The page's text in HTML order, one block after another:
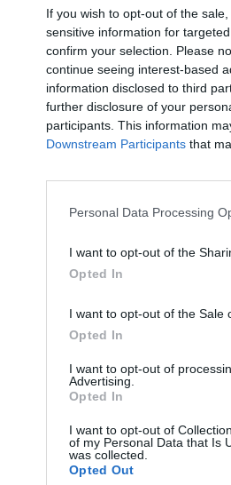
If you wish to opt-out of the
sensitive information for
confirm your selection. Please
continue seeing interest-based
information disclosed to third
further disclosure of your
participants. This information
Downstream Participants that
Personal Data Processing
I want to opt-out of the
Opted In
I want to opt-out of the Sale
Opted In
I want to opt-out of
Advertising.
Opted In
I want to opt-out of
of my Personal Data that Is
was collected.
Opted Out
Bonus Malus